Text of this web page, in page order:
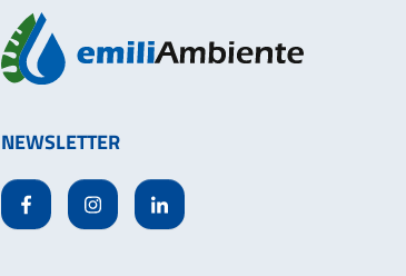
NEWSLETTER
FacebookInstagramLinkedin